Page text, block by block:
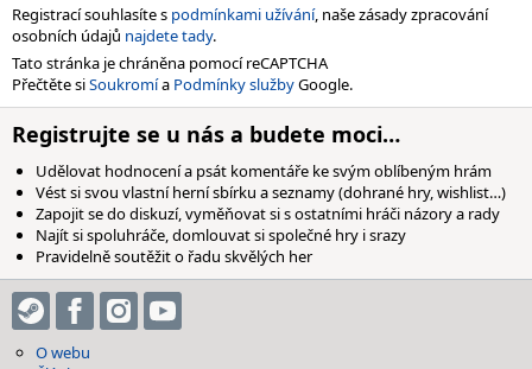
Registrací souhlasíte s podmínkami užívání, naše zásady zpracování
osobních údajů najdete tady.
Tato stránka je chráněna pomocí reCAPTCHA
Přečtěte siSoukromía Podmínky službyGoogle.
Registrujte se u nás a budete moci…
Udělovat hodnocení a psát komentáře ke svým oblíbeným hrám
Vést si svou vlastní herní sbírku a seznamy (dohrané hry, wishlist…)
Zapojit se do diskuzí, vyměňovat si s ostatními hráči názory a rady
Najít si spoluhráče, domlouvat si společné hry i srazy
Pravidelně soutěžit o řadu skvělých her
O webu